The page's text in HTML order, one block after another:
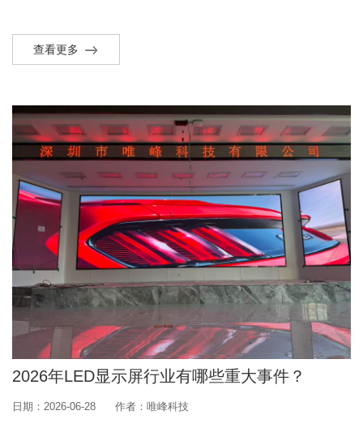
查看更多
2026年LED显示屏行业有哪些重大事件？
日期：2026-06-28 作者：唯峰科技